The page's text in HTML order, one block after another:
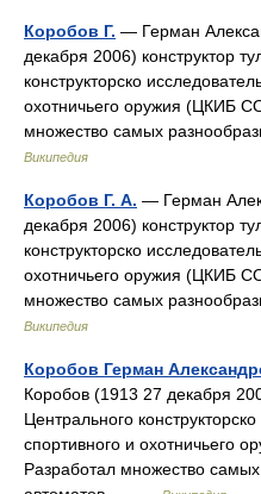
Коробов Г. — Герман
декабря 2006) конструктор
конструкторско
охотничьего оружия (ЦКИБ
множество самых
Википедия
Коробов Г. А. — Герман
декабря 2006) конструктор
конструкторско
охотничьего оружия (ЦКИБ
множество самых
Википедия
Коробов Герман
Коробов (1913 27 декабря
Центрального
спортивного и охотничьего
Разработал множество